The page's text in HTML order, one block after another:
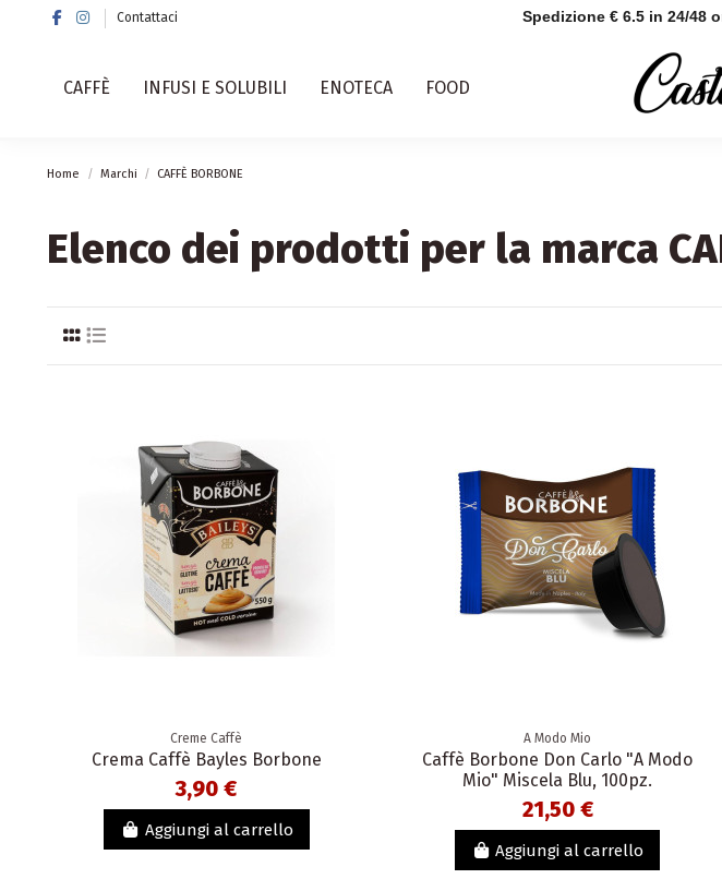
Contattaci Spedizione € 6.5 in 24/48
CAFFÈ INFUSI E SOLUBILI ENOTECA FOOD
Home Marchi CAFFÈ BORBONE
Elenco dei prodotti per la marca
Creme Caffè
Crema Caffè Bayles Borbone
3,90 €
Aggiungi al carrello
A Modo Mio
Caffè Borbone Don Carlo "A Modo
Mio" Miscela Blu, 100pz.
21,50 €
Aggiungi al carrello